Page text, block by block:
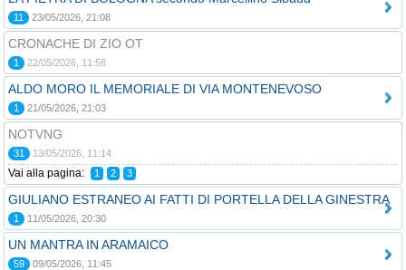
11 23/05/2026, 21:08
CRONACHE DI ZIO OT
1 22/05/2026, 11:58
ALDO MORO IL MEMORIALE DI VIA MONTENEVOSO
1 21/05/2026, 21:03
NOTVNG
31 13/05/2026, 11:14
Vai alla pagina: 1 2 3
GIULIANO ESTRANEO AI FATTI DI PORTELLA DELLA GINESTRA
1 11/05/2026, 20:30
UN MANTRA IN ARAMAICO
59 09/05/2026, 11:45